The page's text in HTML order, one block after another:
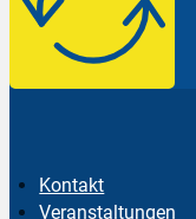
Kontakt
Veranstaltungen